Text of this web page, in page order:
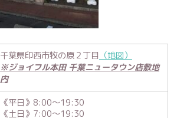
千葉県印西市牧の原２丁目 （地図）
※ジョイフル本田 千葉ニュータウン店敷地
内
《平日》8:00〜19:30
《土日》7:00〜19:30